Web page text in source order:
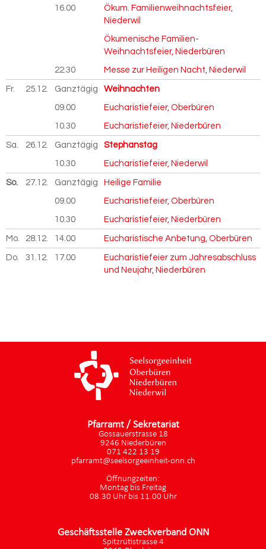
16.00
Ökum. Familienweihnachtsfeier,
Niederwil
Ökumenische Familien-
Weihnachtsfeier, Niederbüren
22.30 Messe zur Heiligen Nacht, Niederwil
Fr. 25.12. 2026
Ganztägig Weihnachten
09.00 Eucharistiefeier, Oberbüren
10.30 Eucharistiefeier, Niederbüren
Sa. 26.12. 2026
Ganztägig Stephanstag
10.30 Eucharistiefeier, Niederwil
So. 27.12. 2026
Ganztägig Heilige Familie
09.00 Eucharistiefeier, Oberbüren
10.30 Eucharistiefeier, Niederbüren
Mo. 28.12. 2026
14.00 Eucharistische Anbetung, Oberbüren
Do. 31.12. 2026
17.00
Eucharistiefeier zum Jahresabschluss
und Neujahr, Niederbüren
Pfarramt / Sekretariat
Gossauerstrasse 18
9246 Niederbüren
071 422 13 19
pfarramt@seelsorgeeinheit-onn.ch
Öffnungzeiten:
Montag bis Freitag
08.30 Uhr bis 11.00 Uhr
Geschäftsstelle Zweckverband ONN
Spitzrütistrasse 4